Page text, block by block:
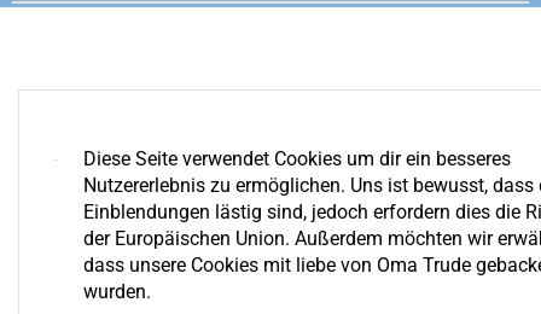
YOUR COMPARE IS EMPTY
We invite you to get acquainted with an assortment of our
shop. Surely you can find something for yourself!
Diese Seite verwendet Cookies um dir ein besseres
Nutzererlebnis zu ermöglichen. Uns ist bewusst, dass
Einblendungen lästig sind, jedoch erfordern dies die
der Europäischen Union. Außerdem möchten wir
dass unsere Cookies mit liebe von Oma Trude
wurden.